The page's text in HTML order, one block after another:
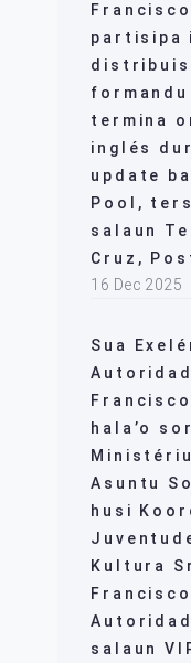
partisipa
formandu
termina
inglés
update
Pool,
salaun
Cruz,
16 Dec 2025
Sua
hala’o
Asuntu
husi
Kultura
salaun